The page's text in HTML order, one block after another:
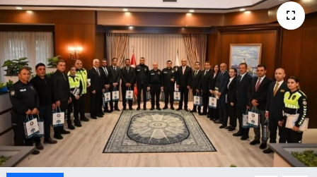
MAGAZİN
ÖZEL HABER
DTO
RESMİ REKLAM